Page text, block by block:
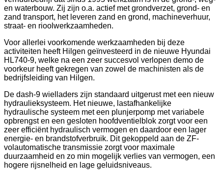
en waterbouw. Zij zijn o.a. actief met grondverzet, grond- en
zand transport, het leveren zand en grond, machineverhuur,
straat- en rioolwerkzaamheden.
Voor allerlei voorkomende werkzaamheden bij deze
activiteiten heeft Hilgen geïnvesteerd in de nieuwe Hyundai
HL740-9, welke na een zeer succesvol verlopen demo de
voorkeur heeft gekregen van zowel de machinisten als de
bedrijfsleiding van Hilgen.
De dash-9 wielladers zijn standaard uitgerust met een nieuw
hydraulieksysteem. Het nieuwe, lastafhankelijke
hydraulische systeem met een plunjerpomp met variabele
opbrengst en een gesloten hoofdventielblok zorgt voor een
zeer efficiënt hydraulisch vermogen en daardoor een lager
energie- en brandstofverbruik. Dit gekoppeld aan de ZF-
volautomatische transmissie zorgt voor maximale
duurzaamheid en zo min mogelijk verlies van vermogen, een
hogere rijsnelheid en lage geluidsniveaus.